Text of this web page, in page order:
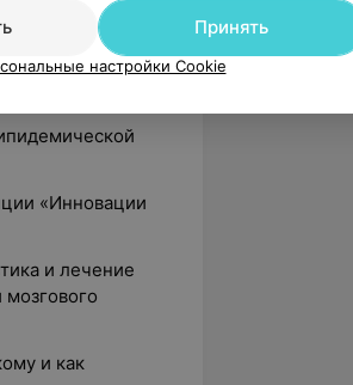
«Инновации
и лечение
и как
Принять
настройки Cookie